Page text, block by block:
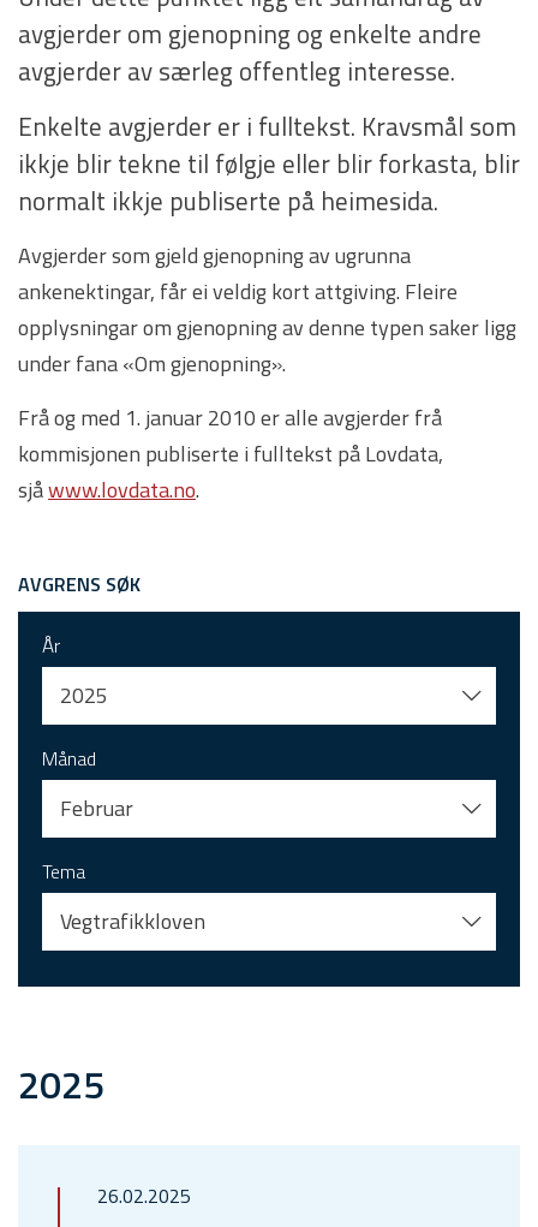
avgjerder om gjenopning og enkelte andre
avgjerder av særleg offentleg interesse.
Enkelte avgjerder er i fulltekst. Kravsmål som
ikkje blir tekne til følgje eller blir forkasta, blir
normalt ikkje publiserte på heimesida.
Avgjerder som gjeld gjenopning av ugrunna
ankenektingar, får ei veldig kort attgiving. Fleire
opplysningar om gjenopning av denne typen saker ligg
under fana «Om gjenopning».
Frå og med 1. januar 2010 er alle avgjerder frå
kommisjonen publiserte i fulltekst på Lovdata,
sjåwww.lovdata.no.
AVGRENS SØK
År
2025
Månad
Februar
Tema
Vegtrafikkloven
2025
26.02.2025